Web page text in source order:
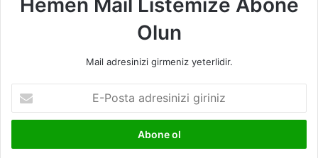
Hemen Mail Listemize Abone
Olun
Mail adresinizi girmeniz yeterlidir.
Posta
adresinizi